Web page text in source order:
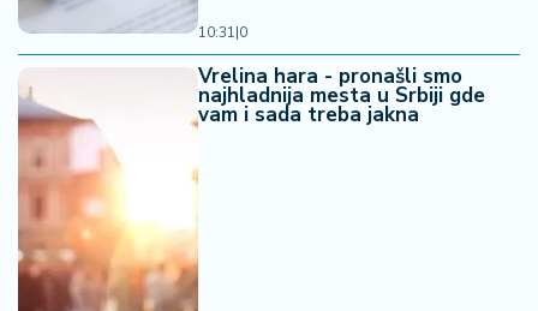
10:31|0
Vrelina hara - pronašli smo
najhladnija mesta u Srbiji gde
vam i sada treba jakna